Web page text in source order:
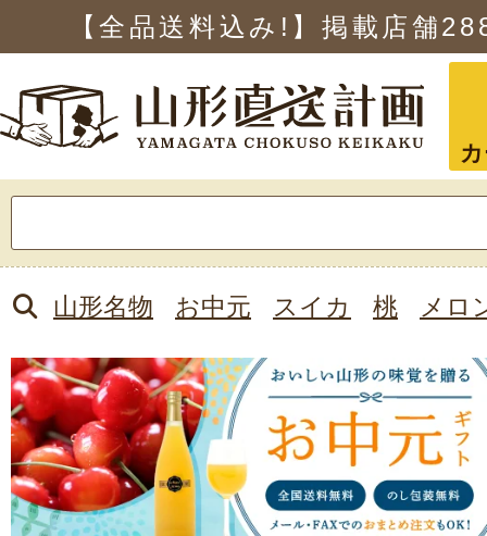
【全品送料込み!】掲載店舗
索:
山形名物 お中元 スイカ 桃 メロ